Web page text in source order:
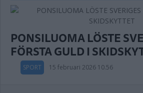
PONSILUOMA LÖSTE
FÖRSTA GULD I
SPORT 15 februari 2026 10.56